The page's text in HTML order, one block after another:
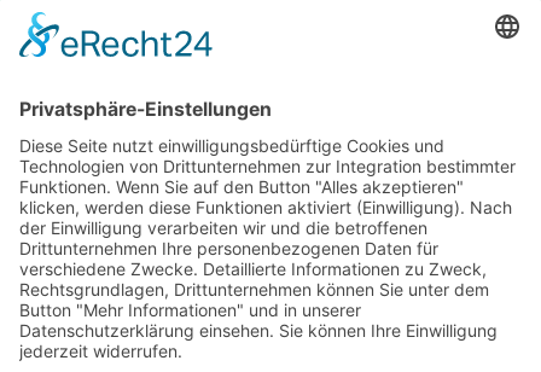
Ich akzeptiere die
Datenschutzerklärung.